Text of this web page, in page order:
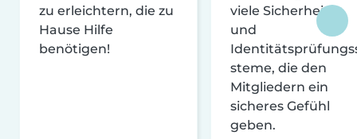
zu erleichtern, die zu
Hause Hilfe
benötigen!
viele Sicherheits-
und
steme, die den
Mitgliedern ein
sicheres Gefühl
geben.